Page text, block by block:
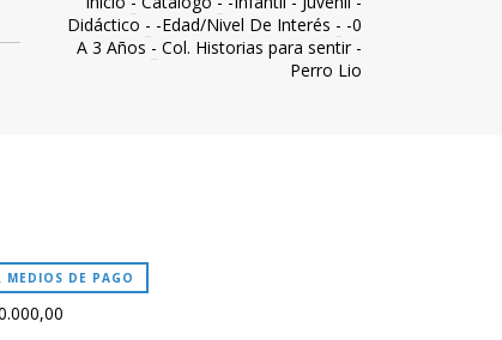
Didáctico - -Edad/Nivel De Interés - -0
A 3 Años - Col. Historias para sentir -
Perro Lio
MEDIOS DE PAGO